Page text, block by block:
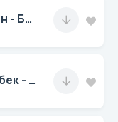
Кеңес Әлімжан - Бағала
Ұшқын Жамалбек - Сені Іздеймін